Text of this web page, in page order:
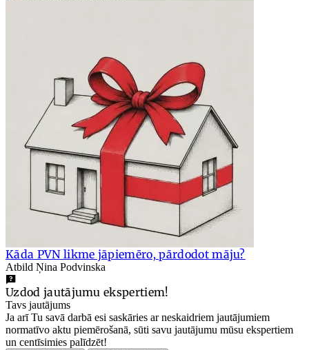
Kāda PVN likme jāpiemēro, pārdodot māju?
Atbild Ņina Podvinska
Uzdod jautājumu ekspertiem!
Tavs jautājums
Ja arī Tu savā darbā esi saskāries ar neskaidriem jautājumiem
normatīvo aktu piemērošanā, sūti savu jautājumu mūsu ekspertiem
un centīsimies palīdzēt!